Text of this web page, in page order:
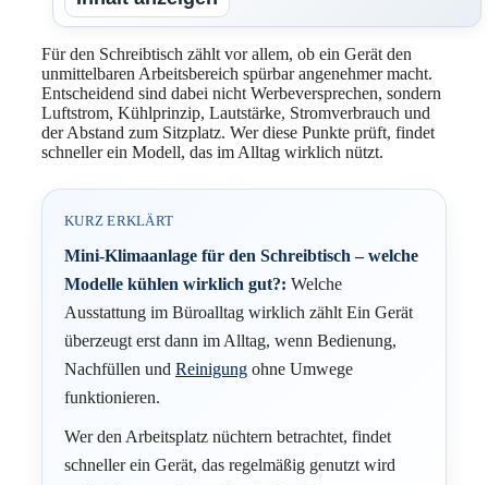
Für den Schreibtisch zählt vor allem, ob ein Gerät den
unmittelbaren Arbeitsbereich spürbar angenehmer macht.
Entscheidend sind dabei nicht Werbeversprechen, sondern
Luftstrom, Kühlprinzip, Lautstärke, Stromverbrauch und
der Abstand zum Sitzplatz. Wer diese Punkte prüft, findet
schneller ein Modell, das im Alltag wirklich nützt.
KURZ ERKLÄRT
Mini-Klimaanlage für den Schreibtisch – welche
Modelle kühlen wirklich gut?: Welche
Ausstattung im Büroalltag wirklich zählt Ein Gerät
überzeugt erst dann im Alltag, wenn Bedienung,
Nachfüllen und Reinigung ohne Umwege
funktionieren.
Wer den Arbeitsplatz nüchtern betrachtet, findet
schneller ein Gerät, das regelmäßig genutzt wird